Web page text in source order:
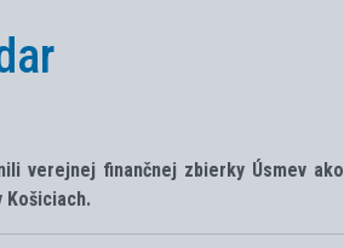
verejnej finančnej zbierky Úsmev ako
Košiciach.